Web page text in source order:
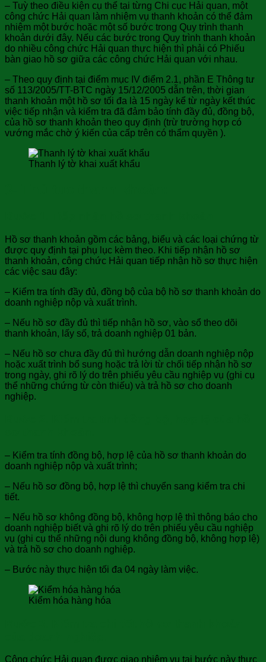
– Tuỳ theo điều kiện cụ thể tại từng Chi cục Hải quan, một
công chức Hải quan làm nhiệm vụ thanh khoản có thể đảm
nhiệm một bước hoặc một số bước trong Quy trình thanh
khoản dưới đây. Nếu các bước trong Quy trình thanh khoản
do nhiều công chức Hải quan thực hiện thì phải có Phiếu
bàn giao hồ sơ giữa các công chức Hải quan với nhau.
– Theo quy định tại điểm mục IV điểm 2.1, phần E Thông tư
số 113/2005/TT-BTC ngày 15/12/2005 dẫn trên, thời gian
thanh khoản một hồ sơ tối đa là 15 ngày kể từ ngày kết thúc
việc tiếp nhận và kiểm tra đã đảm bảo tính đầy đủ, đồng bộ,
của hồ sơ thanh khoản theo quy định (trừ trường hợp có
vướng mắc chờ ý kiến của cấp trên có thẩm quyền ).
Thanh lý tờ khai xuất khẩu
Hồ sơ thanh khoản gồm các bảng, biểu và các loại chứng từ
được quy định tại phụ lục kèm theo. Khi tiếp nhận hồ sơ
thanh khoản, công chức Hải quan tiếp nhận hồ sơ thực hiện
các việc sau đây:
– Kiểm tra tính đầy đủ, đồng bộ của bộ hồ sơ thanh khoản do
doanh nghiệp nộp và xuất trình.
– Nếu hồ sơ đầy đủ thì tiếp nhận hồ sơ, vào sổ theo dõi
thanh khoản, lấy số, trả doanh nghiệp 01 bản.
– Nếu hồ sơ chưa đầy đủ thì hướng dẫn doanh nghiệp nộp
hoặc xuất trình bổ sung hoặc trả lời từ chối tiếp nhận hồ sơ
trong ngày, ghi rõ lý do trên phiếu yêu cầu nghiệp vụ (ghi cụ
thể những chứng từ còn thiếu) và trả hồ sơ cho doanh
nghiệp.
– Kiểm tra tính đồng bộ, hợp lệ của hồ sơ thanh khoản do
doanh nghiệp nộp và xuất trình;
– Nếu hồ sơ đồng bộ, hợp lệ thì chuyển sang kiểm tra chi
tiết.
– Nếu hồ sơ không đồng bộ, không hợp lệ thì thông báo cho
doanh nghiệp biết và ghi rõ lý do trên phiếu yêu cầu nghiệp
vụ (ghi cụ thể những nội dung không đồng bộ, không hợp lệ)
và trả hồ sơ cho doanh nghiệp.
– Bước này thực hiện tối đa 04 ngày làm việc.
Kiểm hóa hàng hóa
Công chức Hải quan được giao nhiệm vụ tại bước này thực